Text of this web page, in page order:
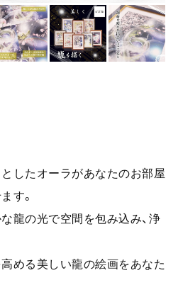
したオーラがあなたのお部屋
す。
龍の光で空間を包み込み、浄
める美しい龍の絵画をあなた